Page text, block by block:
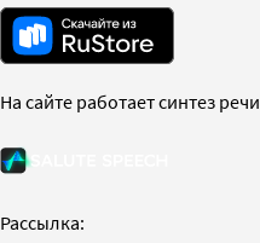
На сайте работает синтез речи
Рассылка: